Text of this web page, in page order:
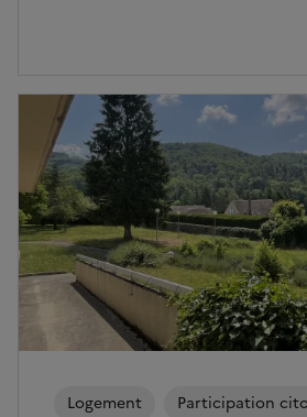
Logement Participation